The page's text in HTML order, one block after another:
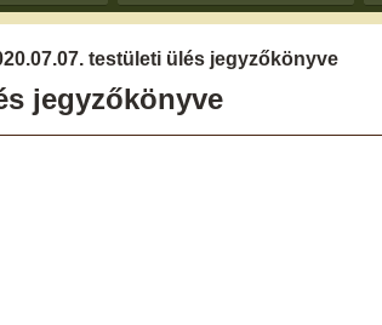
testületi ülés jegyzőkönyve
jegyzőkönyve